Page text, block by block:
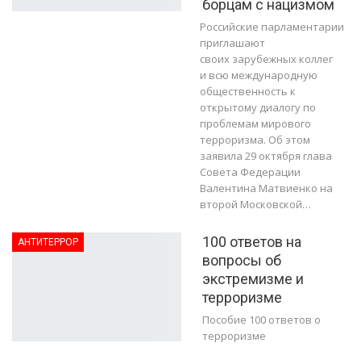
борцам с нацизмом
Российские парламентарии
приглашают
своих зарубежных коллег
и всю международную
общественность к
открытому диалогу по
проблемам мирового
терроризма. Об этом
заявила 29 октября глава
Совета Федерации
Валентина Матвиенко на
второй Московской…
АНТИТЕРРОР
100 ответов на
вопросы об
экстремизме и
терроризме
Пособие 100 ответов о
терроризме